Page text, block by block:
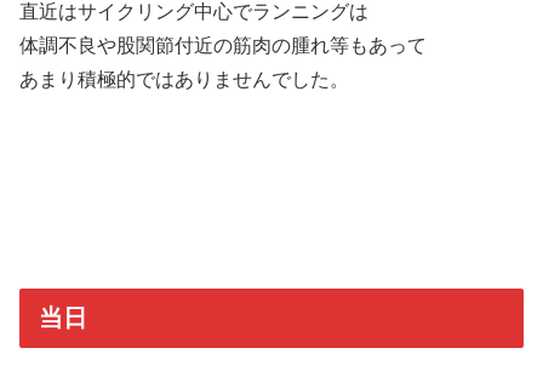
直近はサイクリング中心でランニングは
体調不良や股関節付近の筋肉の腫れ等もあって
あまり積極的ではありませんでした。
当日